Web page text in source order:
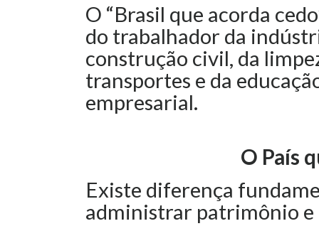
O “Brasil que acorda
do trabalhador da
construção civil, da
transportes e da
empresarial.
O País
Existe diferença
administrar patrimônio e